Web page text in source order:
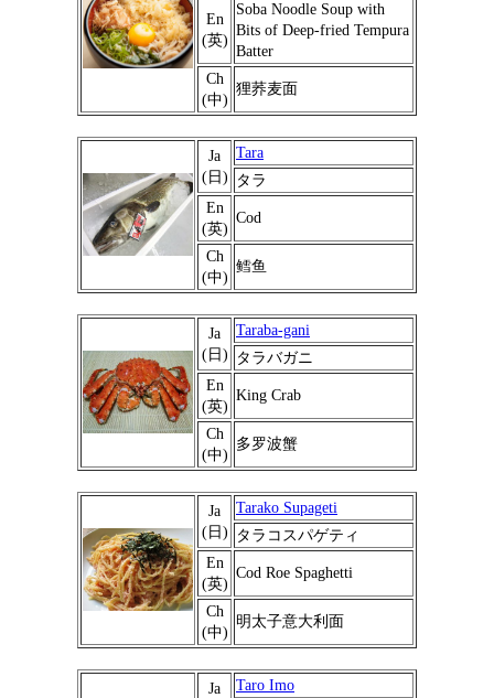
En
(英)
Soba Noodle Soup with
Bits of Deep-fried Tempura
Batter
Ch
(中)
狸荞麦面
Ja
(日)
Tara
タラ
En
(英)
Cod
Ch
(中)
鳕鱼
Ja
(日)
Taraba-gani
タラバガニ
En
(英)
King Crab
Ch
(中)
多罗波蟹
Ja
(日)
Tarako Supageti
タラコスパゲティ
En
(英)
Cod Roe Spaghetti
Ch
(中)
明太子意大利面
Ja Taro Imo